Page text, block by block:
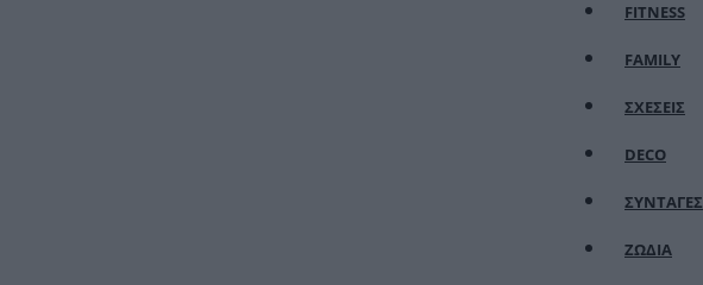
FITNESS
FAMILY
ΣΧΕΣΕΙΣ
DECO
ΣΥΝΤΑΓΕΣ
ΖΩΔΙΑ